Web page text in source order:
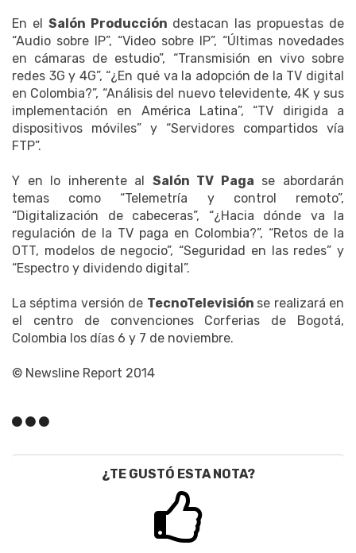
En el Salón Producción destacan las propuestas de
“Audio sobre IP”, “Video sobre IP”, “Últimas novedades
en cámaras de estudio”, “Transmisión en vivo sobre
redes 3G y 4G”, “¿En qué va la adopción de la TV digital
en Colombia?”, “Análisis del nuevo televidente, 4K y sus
implementación en América Latina”, “TV dirigida a
dispositivos móviles” y “Servidores compartidos vía
FTP”.
Y en lo inherente al Salón TV Paga se abordarán
temas como “Telemetría y control remoto”,
“Digitalización de cabeceras”, “¿Hacia dónde va la
regulación de la TV paga en Colombia?”, “Retos de la
OTT, modelos de negocio”, “Seguridad en las redes” y
“Espectro y dividendo digital”.
La séptima versión de TecnoTelevisión se realizará en
el centro de convenciones Corferias de Bogotá,
Colombia los días 6 y 7 de noviembre.
© Newsline Report 2014
¿TE GUSTÓ ESTA NOTA?